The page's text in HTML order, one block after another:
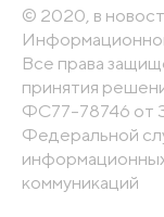
© 2020, в
Все права
принятия
ФС77-78746 от
Федеральной
коммуникаций